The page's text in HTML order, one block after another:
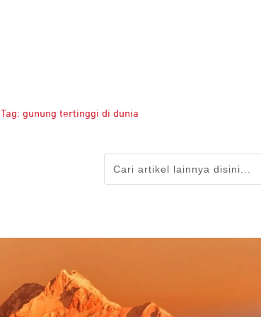
Tag: gunung tertinggi di dunia